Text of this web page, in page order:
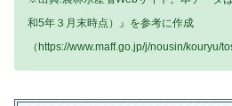
和5年３月末時点）』を参考に作成
（https://www.maff.go.jp/j/nousin/kouryu/